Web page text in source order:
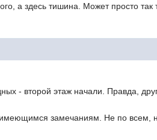
а здесь тишина. Может просто так
- второй этаж начали. Правда,
имеющимся замечаниям. Не по всем,